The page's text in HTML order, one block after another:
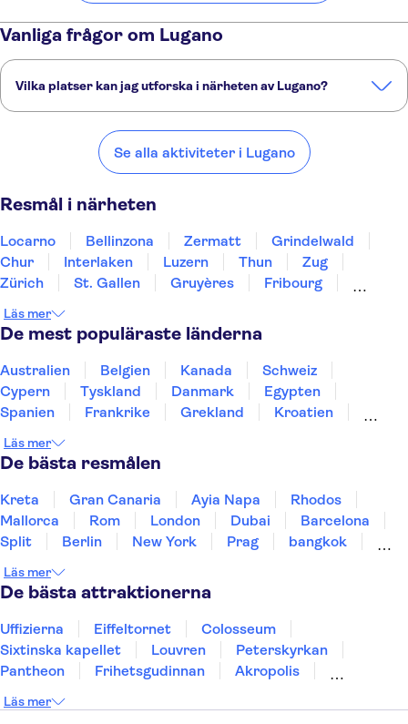
Vanliga frågor om Lugano
Vilka platser kan jag utforska i närheten av Lugano?
Bellinzona Zermatt Grindelwald
Se alla aktiviteter i Lugano
Resmål i närheten
Locarno Bellinzona Zermatt
Grindelwald
Chur
Interlaken Luzern Thun
Zug
Zürich
St. Gallen Gruyères
Fribourg
Läs mer
De mest populäraste länderna
Australien Belgien Kanada
Schweiz
Cypern
Tyskland Danmark
Egypten
Spanien
Frankrike Grekland
Kroatien
Sverige
Thailand
Läs mer
De bästa resmålen
Kreta Gran Canaria Ayia Napa
Rhodos
Mallorca
Rom London Dubai
Barcelona
Split
Berlin New York Prag
bangkok
Uppsala
Helsingborg
Läs mer
De bästa attraktionerna
Uffizierna Eiffeltornet
Colosseum
Sixtinska kapellet
Louvren
Peterskyrkan
Pantheon
Frihetsgudinnan
Akropolis
Burj Khalifa
Keukenhof
Alcatraz
Läs mer